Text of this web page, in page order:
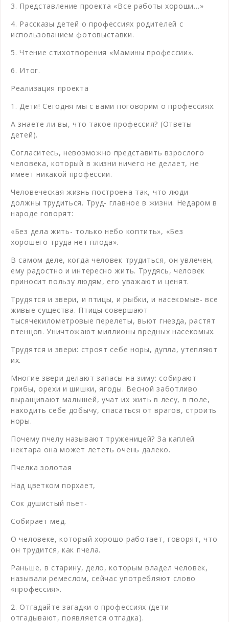
3. Представление проекта «Все работы хороши…»
4. Рассказы детей о профессиях родителей с
использованием фотовыставки.
5. Чтение стихотворения «Мамины профессии».
6. Итог.
Реализация проекта
1. Дети! Сегодня мы с вами поговорим о профессиях.
А знаете ли вы, что такое профессия? (Ответы
детей).
Согласитесь, невозможно представить взрослого
человека, который в жизни ничего не делает, не
имеет никакой профессии.
Человеческая жизнь построена так, что люди
должны трудиться. Труд- главное в жизни. Недаром в
народе говорят:
«Без дела жить- только небо коптить», «Без
хорошего труда нет плода».
В самом деле, когда человек трудиться, он увлечен,
ему радостно и интересно жить. Трудясь, человек
приносит пользу людям, его уважают и ценят.
Трудятся и звери, и птицы, и рыбки, и насекомые- все
живые существа. Птицы совершают
тысячекилометровые перелеты, вьют гнезда, растят
птенцов. Уничтожают миллионы вредных насекомых.
Трудятся и звери: строят себе норы, дупла, утепляют
их.
Многие звери делают запасы на зиму: собирают
грибы, орехи и шишки, ягоды. Весной заботливо
выращивают малышей, учат их жить в лесу, в поле,
находить себе добычу, спасаться от врагов, строить
норы.
Почему пчелу называют труженицей? За каплей
нектара она может лететь очень далеко.
Пчелка золотая
Над цветком порхает,
Сок душистый пьет-
Собирает мед.
О человеке, который хорошо работает, говорят, что
он трудится, как пчела.
Раньше, в старину, дело, которым владел человек,
называли ремеслом, сейчас употребляют слово
«профессия».
2. Отгадайте загадки о профессиях (дети
отгадывают, появляется отгадка).